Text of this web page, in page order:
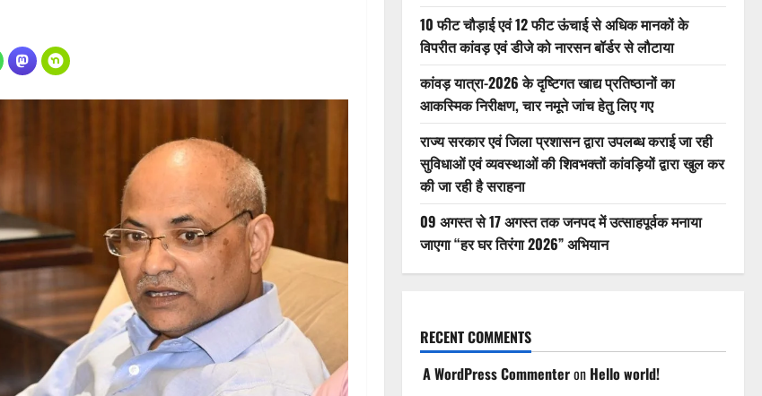
10 फीट चौड़ाई एवं 12 फीट ऊंचाई से अधिक मानकों के
विपरीत कांवड़ एवं डीजे को नारसन बॉर्डर से लौटाया
कांवड़ यात्रा-2026 के दृष्टिगत खाद्य प्रतिष्ठानों का
आकस्मिक निरीक्षण, चार नमूने जांच हेतु लिए गए
राज्य सरकार एवं जिला प्रशासन द्वारा उपलब्ध कराई जा रही
सुविधाओं एवं व्यवस्थाओं की शिवभक्तों कांवड़ियों द्वारा खुल कर
की जा रही है सराहना
09 अगस्त से 17 अगस्त तक जनपद में उत्साहपूर्वक मनाया
जाएगा “हर घर तिरंगा 2026” अभियान
RECENT COMMENTS
A WordPress Commenteron Hello world!